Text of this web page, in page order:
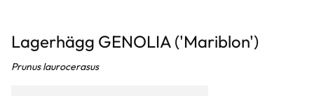
Lagerhägg GENOLIA ('Mariblon')
Prunus laurocerasus